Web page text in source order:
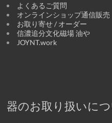
よくあるご質問
オンラインショップ通信販売
お取り寄せ / オーダー
信濃追分文化磁場 油や
JOYNT.work
器のお取り扱いに